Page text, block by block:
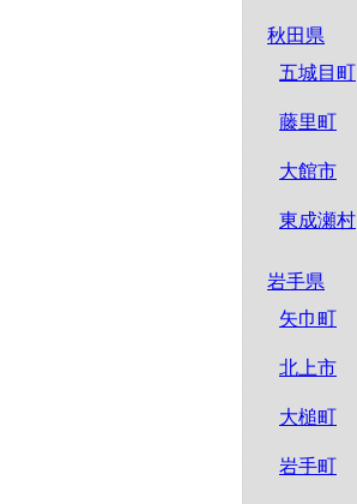
秋田県
五城目町
藤里町
大館市
東成瀬村
岩手県
矢巾町
北上市
大槌町
岩手町